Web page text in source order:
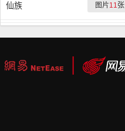
图片11张
仙族